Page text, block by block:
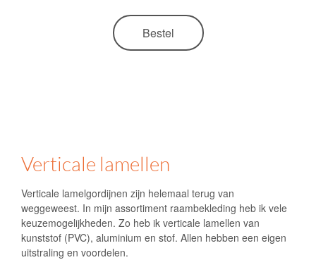
Bestel
Verticale lamellen
Verticale lamelgordijnen zijn helemaal terug van
weggeweest. In mijn assortiment raambekleding heb ik vele
keuzemogelijkheden. Zo heb ik verticale lamellen van
kunststof (PVC), aluminium en stof. Allen hebben een eigen
uitstraling en voordelen.